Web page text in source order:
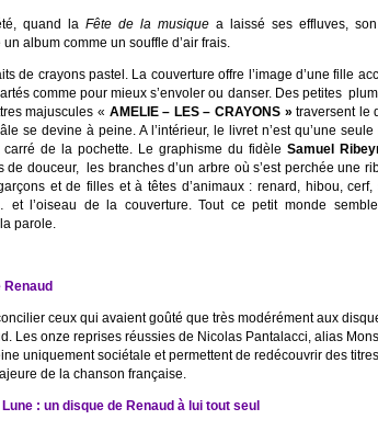
quand la Fête de la musiquea laissé ses effluves,
album comme un souffle d’air frais.
de crayons pastel. La couverture offre l’image d’une fille
comme pour mieux s’envoler ou danser. Des petites
majuscules « AMELIE – LES – CRAYONS » traversent le
se devine à peine. A l’intérieur, le livret n’est qu’une seule
carré de la pochette. Le graphisme du fidèleSamuel
de douceur, les branches d’un arbre où s’est perchée une
et de filles et à têtes d’animaux : renard, hibou, cerf,
et l’oiseau de la couverture. Tout ce petit monde
parole.
Renaud
ceux qui avaient goûté que très modérément aux
Les onze reprises réussies de Nicolas Pantalacci, alias
uniquement sociétale et permettent de redécouvrir des
de la chanson française.
: un disque de Renaud à lui tout seul